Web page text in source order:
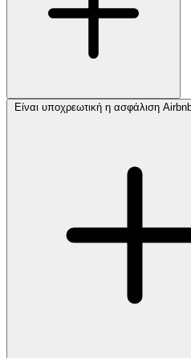
Είναι υποχρεωτική η ασφάλιση